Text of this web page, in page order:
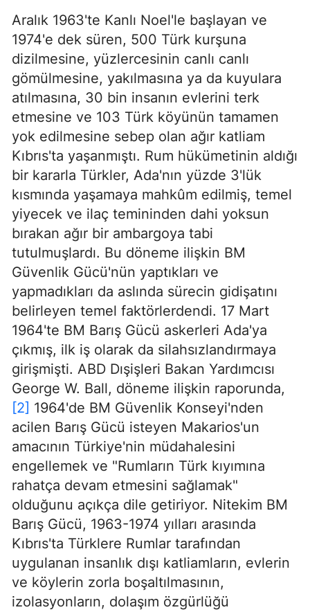
Aralık 1963'te Kanlı Noel'le başlayan ve
1974'e dek süren, 500 Türk kurşuna
dizilmesine, yüzlercesinin canlı canlı
gömülmesine, yakılmasına ya da kuyulara
atılmasına, 30 bin insanın evlerini terk
etmesine ve 103 Türk köyünün tamamen
yok edilmesine sebep olan ağır katliam
Kıbrıs'ta yaşanmıştı. Rum hükümetinin aldığı
bir kararla Türkler, Ada'nın yüzde 3'lük
kısmında yaşamaya mahkûm edilmiş, temel
yiyecek ve ilaç temininden dahi yoksun
bırakan ağır bir ambargoya tabi
tutulmuşlardı. Bu döneme ilişkin BM
Güvenlik Gücü'nün yaptıkları ve
yapmadıkları da aslında sürecin gidişatını
belirleyen temel faktörlerdendi. 17 Mart
1964'te BM Barış Gücü askerleri Ada'ya
çıkmış, ilk iş olarak da silahsızlandırmaya
girişmişti. ABD Dışişleri Bakan Yardımcısı
George W. Ball, döneme ilişkin raporunda,
[2] 1964'de BM Güvenlik Konseyi'nden
acilen Barış Gücü isteyen Makarios'un
amacının Türkiye'nin müdahalesini
engellemek ve "Rumların Türk kıyımına
rahatça devam etmesini sağlamak"
olduğunu açıkça dile getiriyor. Nitekim BM
Barış Gücü, 1963-1974 yılları arasında
Kıbrıs'ta Türklere Rumlar tarafından
uygulanan insanlık dışı katliamların, evlerin
ve köylerin zorla boşaltılmasının,
izolasyonların, dolaşım özgürlüğü